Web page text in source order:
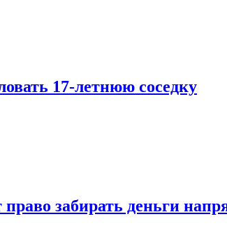
17-летнюю соседку
право забирать деньги